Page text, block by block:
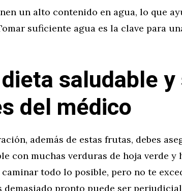
un alto contenido en agua, lo que
suficiente agua es la clave para
saludable
del médico
además de estas frutas, debes
con muchas verduras de hoja verde y
todo lo posible, pero no te
demasiado pronto puede ser